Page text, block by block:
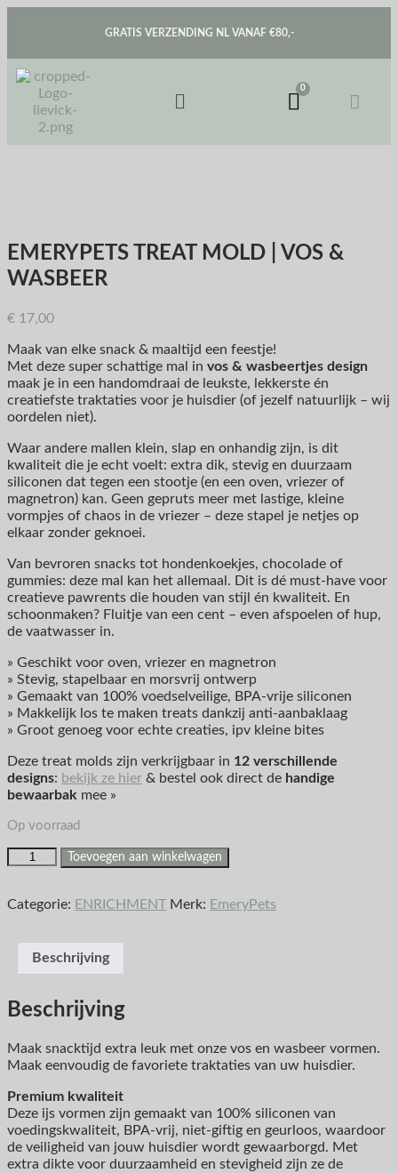
GRATIS VERZENDING NL VANAF €80,-
EMERYPETS TREAT MOLD | VOS &
WASBEER
€ 17,00
Maak van elke snack & maaltijd een feestje!
Met deze super schattige mal in vos & wasbeertjes design
maak je in een handomdraai de leukste, lekkerste én
creatiefste traktaties voor je huisdier (of jezelf natuurlijk – wij
oordelen niet).
Waar andere mallen klein, slap en onhandig zijn, is dit
kwaliteit die je echt voelt: extra dik, stevig en duurzaam
siliconen dat tegen een stootje (en een oven, vriezer of
magnetron) kan. Geen gepruts meer met lastige, kleine
vormpjes of chaos in de vriezer – deze stapel je netjes op
elkaar zonder geknoei.
Van bevroren snacks tot hondenkoekjes, chocolade of
gummies: deze mal kan het allemaal. Dit is dé must-have voor
creatieve pawrents die houden van stijl én kwaliteit. En
schoonmaken? Fluitje van een cent – even afspoelen of hup,
de vaatwasser in.
» Geschikt voor oven, vriezer en magnetron
» Stevig, stapelbaar en morsvrij ontwerp
» Gemaakt van 100% voedselveilige, BPA-vrije siliconen
» Makkelijk los te maken treats dankzij anti-aanbaklaag
» Groot genoeg voor echte creaties, ipv kleine bites
Deze treat molds zijn verkrijgbaar in 12 verschillende
designs: bekijk ze hier & bestel ook direct de handige
bewaarbak mee »
Op voorraad
Toevoegen aan winkelwagen
Categorie: ENRICHMENT Merk: EmeryPets
Beschrijving
Beschrijving
Maak snacktijd extra leuk met onze vos en wasbeer vormen.
Maak eenvoudig de favoriete traktaties van uw huisdier.
Premium kwaliteit
Deze ijs vormen zijn gemaakt van 100% siliconen van
voedingskwaliteit, BPA-vrij, niet-giftig en geurloos, waardoor
de veiligheid van jouw huisdier wordt gewaarborgd. Met
extra dikte voor duurzaamheid en stevigheid zijn ze de